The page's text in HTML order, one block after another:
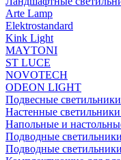
Arte Lamp
Elektrostandard
Kink Light
MAYTONI
ST LUCE
NOVOTECH
ODEON LIGHT
Подвесные светильники
Настенные
Напольные и
Подводные светильники
Подводные светильники